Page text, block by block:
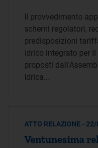
Il provvedimento
schemi regolatori,
predisposizioni
idrico integrato per
proposti
Idrica…
ATTO RELAZIONE -
Ventunesima